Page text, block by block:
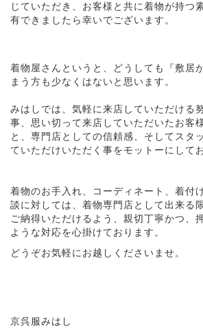
じていただき、お客様と共に着物が持つ
有できましたら幸いでございます。
着物屋さんというと、どうしても『敷居
まう方も少なくはないと思います。
みはしでは、気軽に来店していただける
事、思い切って来店していただいたお客
と、専門店としての信頼感、そしてスタ
ていただけいただく事をモットーにして
着物のお手入れ、コーディネート、着付
談に対しては、着物専門店として出来る
ご納得いただけるよう、親切丁寧かつ、
ような対応を心掛けております。
どうぞお気軽にお越しくださいませ。
京呉服みはし